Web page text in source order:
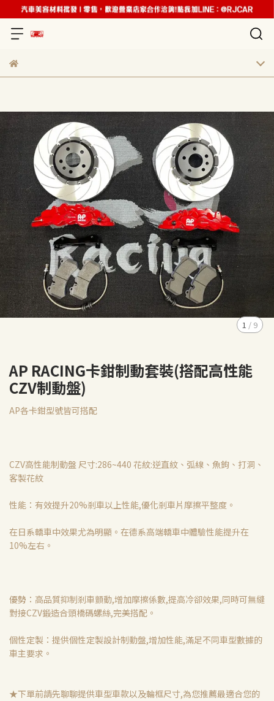
1 / 9
AP RACING卡鉗制動套裝(搭配高性能
CZV制動盤)
AP各卡鉗型號皆可搭配
CZV高性能制動盤 尺寸:286~440 花紋:逆直紋、弧線、魚鉤、打洞、
客製花紋
性能：有效提升20%剎車以上性能,優化剎車片摩擦平整度。
在日系轎車中效果尤為明顯。在德系高端轎車中體驗性能提升在
10%左右。
優勢：高品質抑制剎車顫動,增加摩擦係數,提高冷卻效果,同時可無縫
對接CZV鍛造合頭橋碼螺絲,完美搭配。
個性定製：提供個性定製設計制動盤,增加性能,滿足不同車型數據的
車主要求。
★下單前請先聊聊提供車型車款以及輪框尺寸,為您推薦最適合您的